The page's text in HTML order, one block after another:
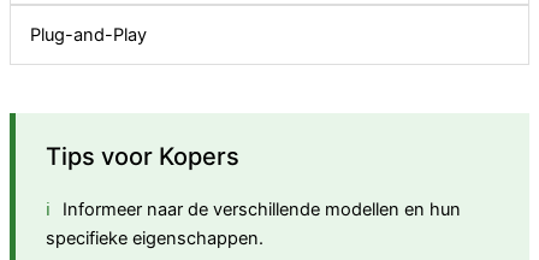
Plug-and-Play
Tips voor Kopers
Informeer naar de verschillende modellen en hun
specifieke eigenschappen.